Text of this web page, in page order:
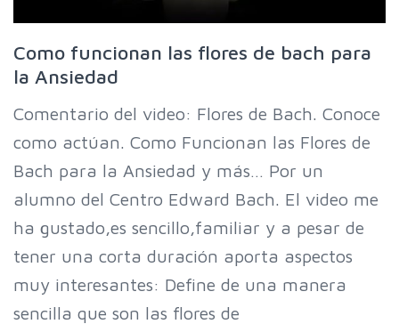
Como funcionan las flores de bach para
la Ansiedad
Comentario del video: Flores de Bach. Conoce
como actúan. Como Funcionan las Flores de
Bach para la Ansiedad y más… Por un
alumno del Centro Edward Bach. El video me
ha gustado,es sencillo,familiar y a pesar de
tener una corta duración aporta aspectos
muy interesantes: Define de una manera
sencilla que son las flores de